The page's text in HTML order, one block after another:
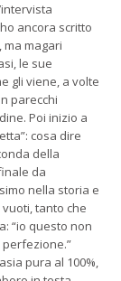
ancora scritto
magari
le sue
gli viene, a volte
parecchi
Poi inizio a
cosa dire
della
da
nella storia e
tanto che
“io questo non
perfezione.”
pura al 100%,